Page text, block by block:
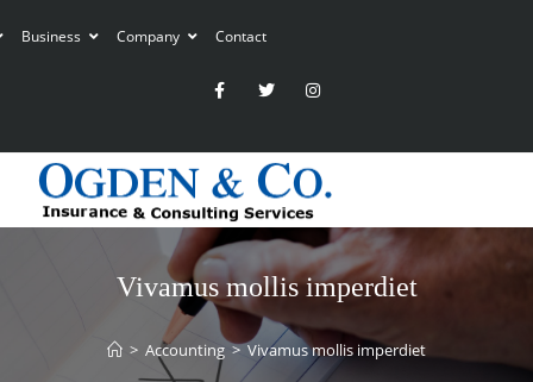
Business Company Contact
Vivamus mollis imperdiet
> Accounting > Vivamus mollis imperdiet